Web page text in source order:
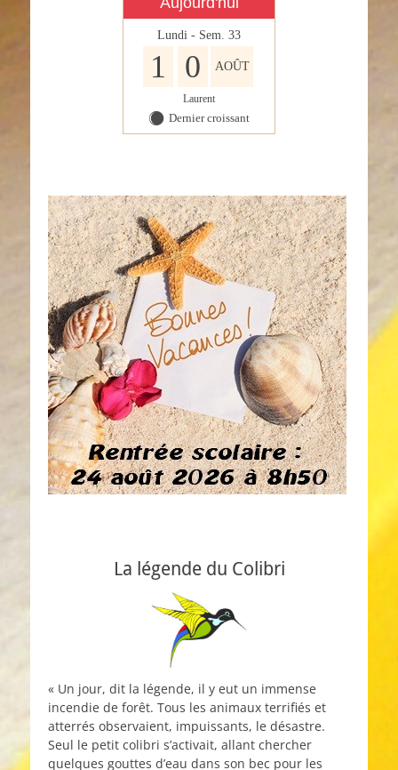
Lundi - Sem. 33
1 0 AOÛT
Laurent
Y Dernier croissant
La légende du Colibri
« Un jour, dit la légende, il y eut un immense
incendie de forêt. Tous les animaux terrifiés et
atterrés observaient, impuissants, le désastre.
Seul le petit colibri s’activait, allant chercher
quelques gouttes d’eau dans son bec pour les